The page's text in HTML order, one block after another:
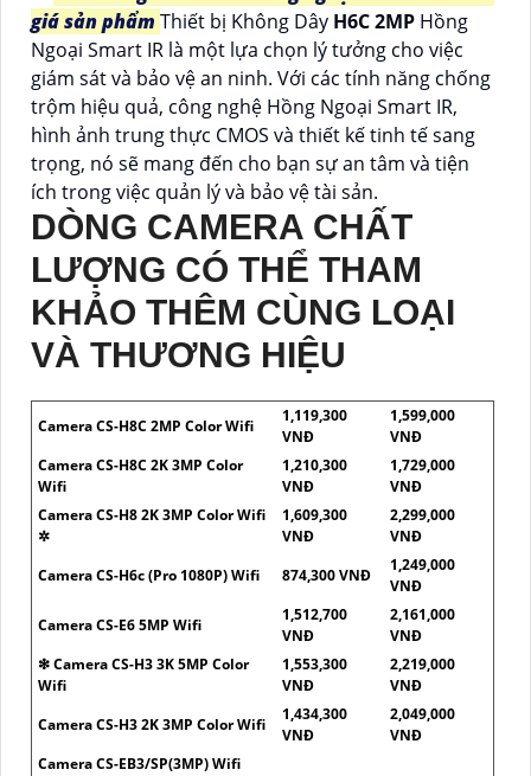
giá sản phẩm Thiết bị Không Dây H6C 2MP Hồng
Ngoại Smart IR là một lựa chọn lý tưởng cho việc
giám sát và bảo vệ an ninh. Với các tính năng chống
trộm hiệu quả, công nghệ Hồng Ngoại Smart IR,
hình ảnh trung thực CMOS và thiết kế tinh tế sang
trọng, nó sẽ mang đến cho bạn sự an tâm và tiện
ích trong việc quản lý và bảo vệ tài sản.
DÒNG CAMERA CHẤT
LƯỢNG CÓ THỂ THAM
KHẢO THÊM CÙNG LOẠI
VÀ THƯƠNG HIỆU
Camera CS-H8C 2MP Color Wifi
1,119,300
VNĐ
1,599,000
VNĐ
Camera CS-H8C 2K 3MP Color
Wifi
1,210,300
VNĐ
1,729,000
VNĐ
Camera CS-H8 2K 3MP Color Wifi
✲
1,609,300
VNĐ
2,299,000
VNĐ
Camera CS-H6c (Pro 1080P) Wifi
874,300 VNĐ
1,249,000
VNĐ
Camera CS-E6 5MP Wifi
1,512,700
VNĐ
2,161,000
VNĐ
❇ Camera CS-H3 3K 5MP Color
Wifi
1,553,300
VNĐ
2,219,000
VNĐ
Camera CS-H3 2K 3MP Color Wifi
1,434,300
VNĐ
2,049,000
VNĐ
Camera CS-EB3/SP(3MP) Wifi